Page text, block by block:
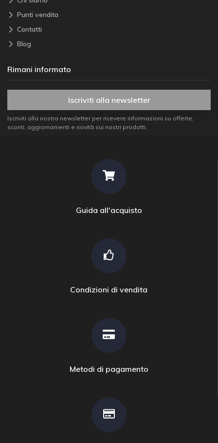
Punti vendita
Contatti
Blog
Rimani informato
Iscriviti alla newsletter
Iscriviti alla nostra newsletter per ricevere informazioni su offerte,
sconti, aggiornamenti e novità sui nostri prodotti.
Guida all'acquisto
Condizioni di vendita
Metodi di pagamento